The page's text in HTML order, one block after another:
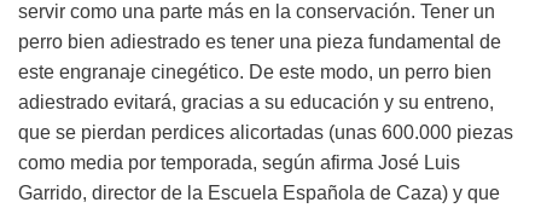
servir como una parte más en la conservación. Tener un
perro bien adiestrado es tener una pieza fundamental de
este engranaje cinegético. De este modo, un perro bien
adiestrado evitará, gracias a su educación y su entreno,
que se pierdan perdices alicortadas (unas 600.000 piezas
como media por temporada, según afirma José Luis
Garrido, director de la Escuela Española de Caza) y que